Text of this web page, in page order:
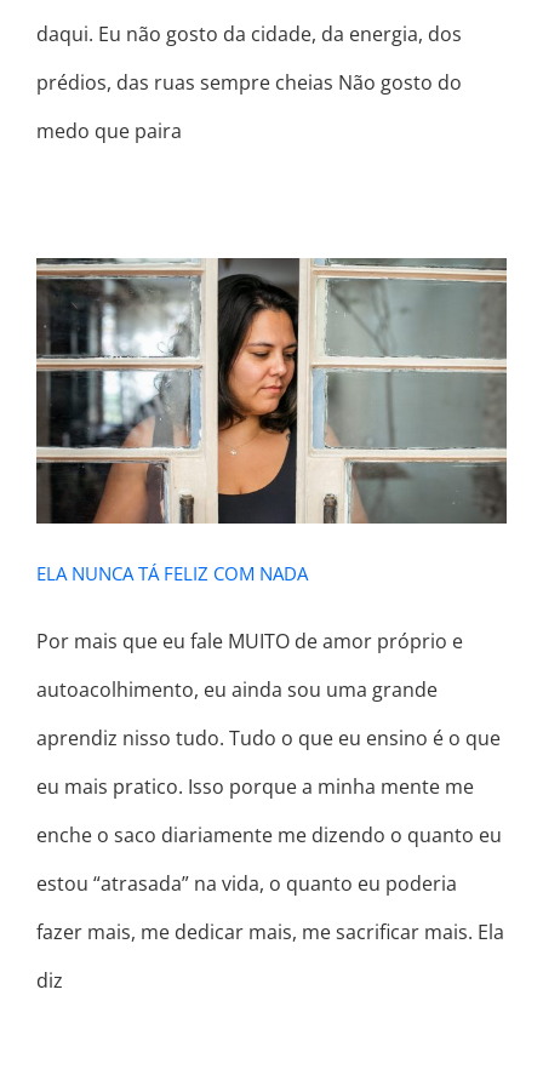
daqui. Eu não gosto da cidade, da energia, dos
prédios, das ruas sempre cheias Não gosto do
medo que paira
ELA NUNCA TÁ FELIZ COM NADA
ELA NUNCA TÁ FELIZ COM NADA
Por mais que eu fale MUITO de amor próprio e
autoacolhimento, eu ainda sou uma grande
aprendiz nisso tudo. Tudo o que eu ensino é o que
eu mais pratico. Isso porque a minha mente me
enche o saco diariamente me dizendo o quanto eu
estou “atrasada” na vida, o quanto eu poderia
fazer mais, me dedicar mais, me sacrificar mais. Ela
diz